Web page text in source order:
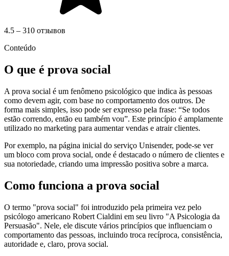
4.5 – 310 отзывов
Conteúdo
O que é prova social
A prova social é um fenômeno psicológico que indica às pessoas
como devem agir, com base no comportamento dos outros. De
forma mais simples, isso pode ser expresso pela frase: “Se todos
estão correndo, então eu também vou”. Este princípio é amplamente
utilizado no marketing para aumentar vendas e atrair clientes.
Por exemplo, na página inicial do serviço Unisender, pode-se ver
um bloco com prova social, onde é destacado o número de clientes e
sua notoriedade, criando uma impressão positiva sobre a marca.
Como funciona a prova social
O termo "prova social" foi introduzido pela primeira vez pelo
psicólogo americano Robert Cialdini em seu livro "A Psicologia da
Persuasão". Nele, ele discute vários princípios que influenciam o
comportamento das pessoas, incluindo troca recíproca, consistência,
autoridade e, claro, prova social.